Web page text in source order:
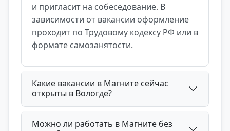
и пригласит на собеседование. В
зависимости от вакансии оформление
проходит по Трудовому кодексу РФ или в
формате самозанятости.
Какие вакансии в Магните сейчас
открыты в Вологде?
Можно ли работать в Магните без